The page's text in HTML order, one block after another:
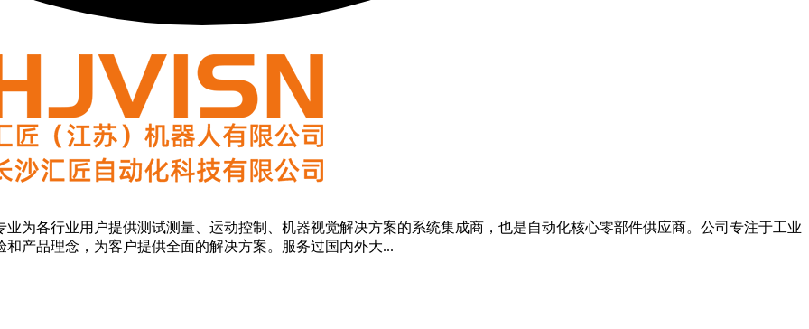
各行业用户提供测试测量、运动控制、机器视觉解决方案的系统集成商，也是自动化核心零部件供应商。公司专注于工业
产品理念，为客户提供全面的解决方案。服务过国内外大...